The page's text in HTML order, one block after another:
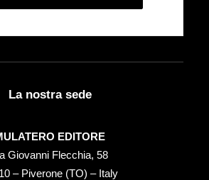
La nostra sede
EDITORE
Giovanni Flecchia, 58
– Piverone (TO) – Italy